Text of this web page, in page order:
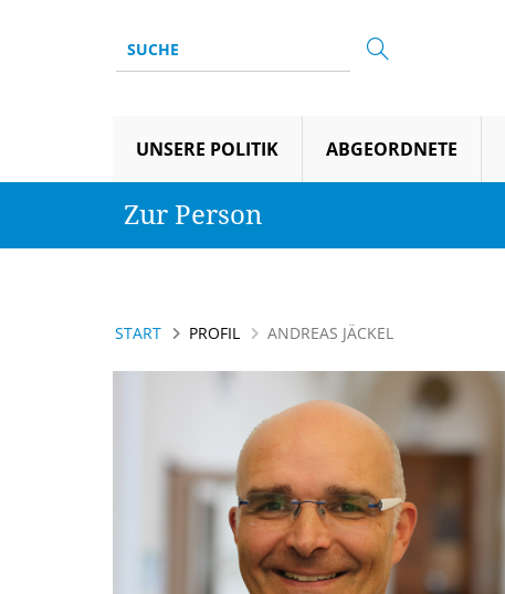
UNSERE POLITIK ABGEORDNETE
Zur Person
START PROFIL ANDREAS JÄCKEL